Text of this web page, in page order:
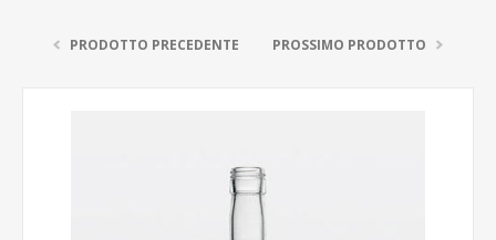
PRODOTTO PRECEDENTE PROSSIMO PRODOTTO